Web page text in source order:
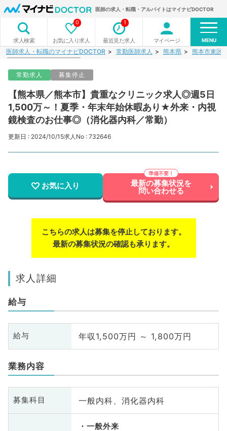
医師の求人・転職・アルバイトはマイナビDOCTOR
求人検索 お気に入り求人
0
最近見た求人
1
マイページ MENU
医師求人・転職のマイナビDOCTOR 常勤医師求人 熊本県 熊本市東区
常勤求人 募集停止
【熊本県／熊本市】貴重なクリニック求人◎週5日
1,500万～！夏季・年末年始休暇あり★外来・内視
鏡検査のお仕事◎（消化器内科／常勤）
更新日 : 2024/10/15求人No : 732646
お気に入り 最新の募集状況を
問い合わせる
こちらの求人は募集を停止しております。
最新の募集状況の確認も承ります。
求人詳細
給与
給与 年収1,500万円 ～ 1,800万円
業務内容
募集科目 一般内科、消化器内科
一般外来